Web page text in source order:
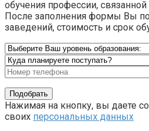
обучения профессии,
После заполнения формы Вы
заведений, стоимость и срок
Нажимая на кнопку, вы даете
своих персональных данных